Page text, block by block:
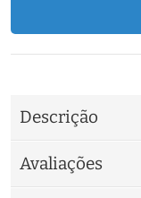
Descrição
Avaliações